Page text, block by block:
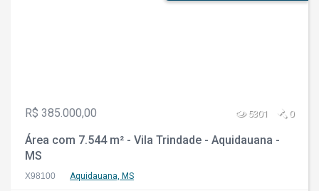
R$ 385.000,00 5301 0
Área com 7.544 m² - Vila Trindade - Aquidauana -
MS
X98100 Aquidauana, MS